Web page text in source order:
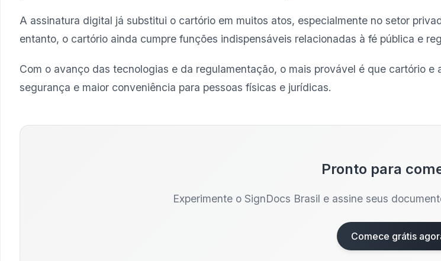
A assinatura digital já substitui o cartório em muitos atos, especialmente no setor
entanto, o cartório ainda cumpre funções indispensáveis relacionadas à fé pública e
Com o avanço das tecnologias e da regulamentação, o mais provável é que cartório
segurança e maior conveniência para pessoas físicas e jurídicas.
Pronto para
Experimente o SignDocs Brasil e assine seus
Comece grátis